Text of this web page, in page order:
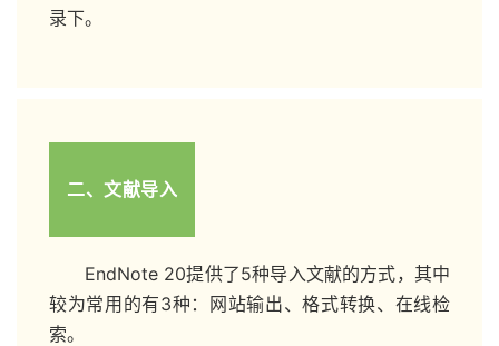
录下。
二、文献导入
EndNote 20提供了5种导入文献的方式，其中
较为常用的有3种：网站输出、格式转换、在线检
索。